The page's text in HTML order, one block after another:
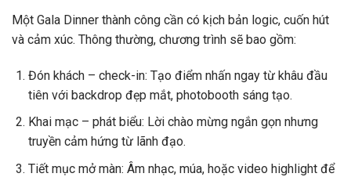
Một Gala Dinner thành công cần có kịch bản logic, cuốn hút
và cảm xúc. Thông thường, chương trình sẽ bao gồm:
Đón khách – check-in: Tạo điểm nhấn ngay từ khâu đầu
tiên với backdrop đẹp mắt, photobooth sáng tạo.
Khai mạc – phát biểu: Lời chào mừng ngắn gọn nhưng
truyền cảm hứng từ lãnh đạo.
Tiết mục mở màn: Âm nhạc, múa, hoặc video highlight để